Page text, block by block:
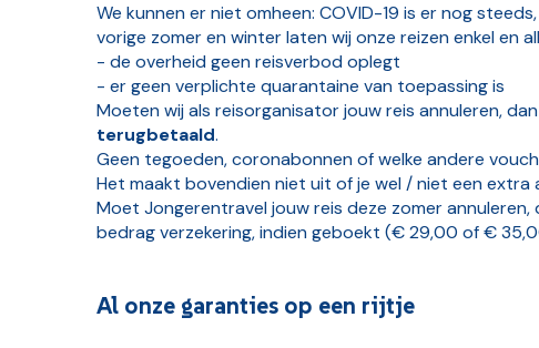
We kunnen er niet omheen: COVID-19 is er nog
vorige zomer en winter laten wij onze reizen enkel en
- de overheid geen reisverbod oplegt
- er geen verplichte quarantaine van toepassing is
Moeten wij als reisorganisator jouw reis annuleren,
terugbetaald.
Geen tegoeden, coronabonnen of welke andere
Het maakt bovendien niet uit of je wel / niet een extra
Moet Jongerentravel jouw reis deze zomer
bedrag verzekering, indien geboekt (€ 29,00 of €
Al onze garanties op een rijtje